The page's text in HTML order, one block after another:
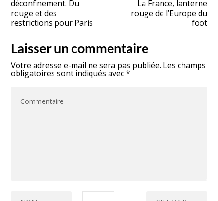
déconfinement. Du
rouge et des
restrictions pour Paris
La France, lanterne
rouge de l’Europe du
foot
Laisser un commentaire
Votre adresse e-mail ne sera pas publiée. Les champs
obligatoires sont indiqués avec*